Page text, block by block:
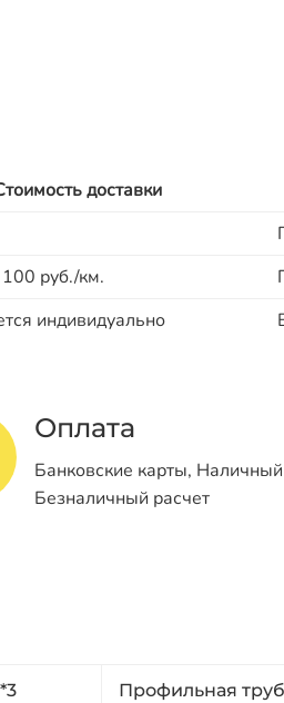
доставки
руб./км.
индивидуально
Оплата
Банковские карты, Наличный
Безналичный расчет
Профильная